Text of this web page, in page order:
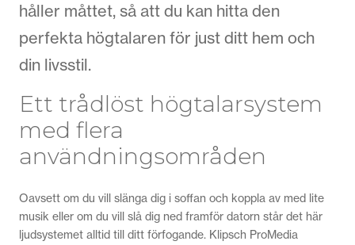
håller måttet, så att du kan hitta den
perfekta högtalaren för just ditt hem och
din livsstil.
Ett trådlöst högtalarsystem
med flera
användningsområden
Oavsett om du vill slänga dig i soffan och koppla av med lite
musik eller om du vill slå dig ned framför datorn står det här
ljudsystemet alltid till ditt förfogande. Klipsch ProMedia